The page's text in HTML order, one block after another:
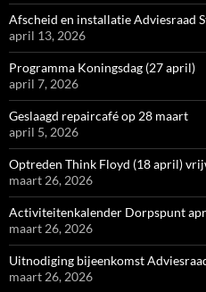
Afscheid en installatie Adviesraad
april 13, 2026
Programma Koningsdag (27 april)
april 7, 2026
Geslaagd repaircafé op 28 maart
april 5, 2026
Optreden Think Floyd (18 april)
maart 26, 2026
Activiteitenkalender Dorpspunt
maart 26, 2026
Uitnodiging bijeenkomst
maart 26, 2026